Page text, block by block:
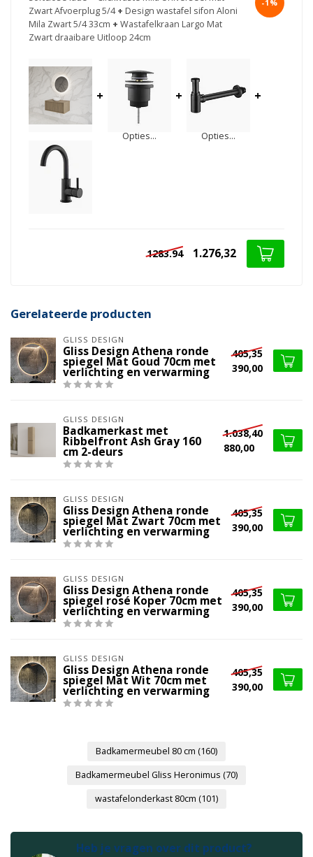
Zwart Afvoerplug 5/4 + Design wastafel sifon Aloni
Mila Zwart 5/4 33cm + Wastafelkraan Largo Mat
Zwart draaibare Uitloop 24cm
-1%
+
Opties...
+
Opties...
+
1283.94 1.276,32
Gerelateerde producten
GLISS DESIGN
Gliss Design Athena ronde
spiegel Mat Goud 70cm met
verlichting en verwarming
405,35
390,00
GLISS DESIGN
Badkamerkast met
Ribbelfront Ash Gray 160
cm 2-deurs
1.038,40
880,00
GLISS DESIGN
Gliss Design Athena ronde
spiegel Mat Zwart 70cm met
verlichting en verwarming
405,35
390,00
GLISS DESIGN
Gliss Design Athena ronde
spiegel rosé Koper 70cm met
verlichting en verwarming
405,35
390,00
GLISS DESIGN
Gliss Design Athena ronde
spiegel Mat Wit 70cm met
verlichting en verwarming
405,35
390,00
Badkamermeubel 80 cm (160)
Badkamermeubel Gliss Heronimus (70)
wastafelonderkast 80cm (101)
Heb je vragen over dit product?